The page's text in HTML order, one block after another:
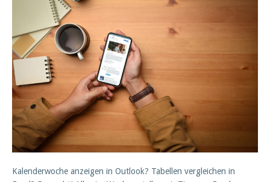
Kalenderwoche anzeigen in Outlook? Tabellen vergleichen in